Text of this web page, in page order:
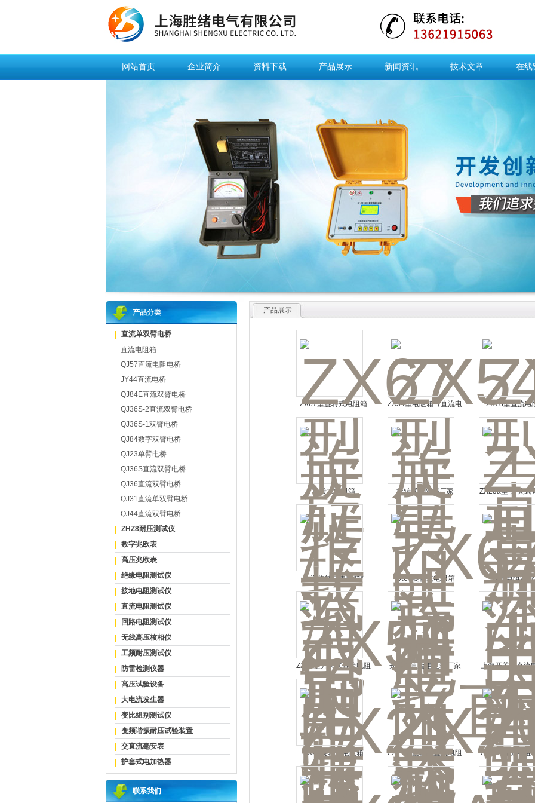
网站首页 企业简介 资料下载 产品展示 新闻资讯 技术文章 在线
产品分类
直流单双臂电桥
直流电阻箱
QJ57直流电阻电桥
JY44直流电桥
QJ84E直流双臂电桥
QJ36S-2直流双臂电桥
QJ36S-1双臂电桥
QJ84数字双臂电桥
QJ23单臂电桥
QJ36S直流双臂电桥
QJ36直流双臂电桥
QJ31直流单双臂电桥
QJ44直流双臂电桥
ZHZ8耐压测试仪
数字兆欧表
高压兆欧表
绝缘电阻测试仪
接地电阻测试仪
直流电阻测试仪
回路电阻测试仪
无线高压核相仪
工频耐压测试仪
防雷检测仪器
高压试验设备
大电流发生器
变比组别测试仪
变频谐振耐压试验装置
交直流毫安表
护套式电加热器
联系我们
产品展示
ZX67型旋转式电阻箱
ZX54型电阻箱（直流电
阻器）
ZX78型直流电
旋转式电阻箱 旋转式电阻箱厂家
ZX25a型 开关式
准电阻箱
上海旋转式电阻箱* ZX67旋转式电阻箱 直流电阻箱
ZX54型开关式直流电阻
箱
开关式直流电阻箱厂家 上海开关式直流
ZX21旋转式电阻箱
ZX21型旋转式直流电阻
箱
ZX21a直流电阻